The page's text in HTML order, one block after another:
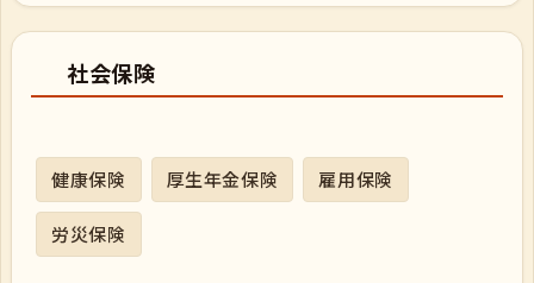
社会保険
健康保険 厚生年金保険 雇用保険
労災保険